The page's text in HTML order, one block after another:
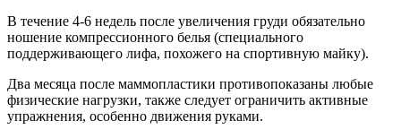
В течение 4-6 недель после увеличения груди обязательно
ношение компрессионного белья (специального
поддерживающего лифа, похожего на спортивную майку).
Два месяца после маммопластики противопоказаны любые
физические нагрузки, также следует ограничить активные
упражнения, особенно движения руками.